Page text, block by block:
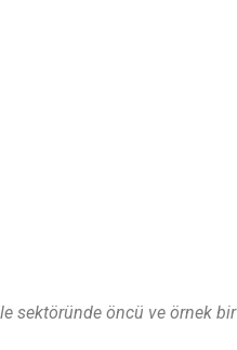
sektöründe öncü ve örnek bir